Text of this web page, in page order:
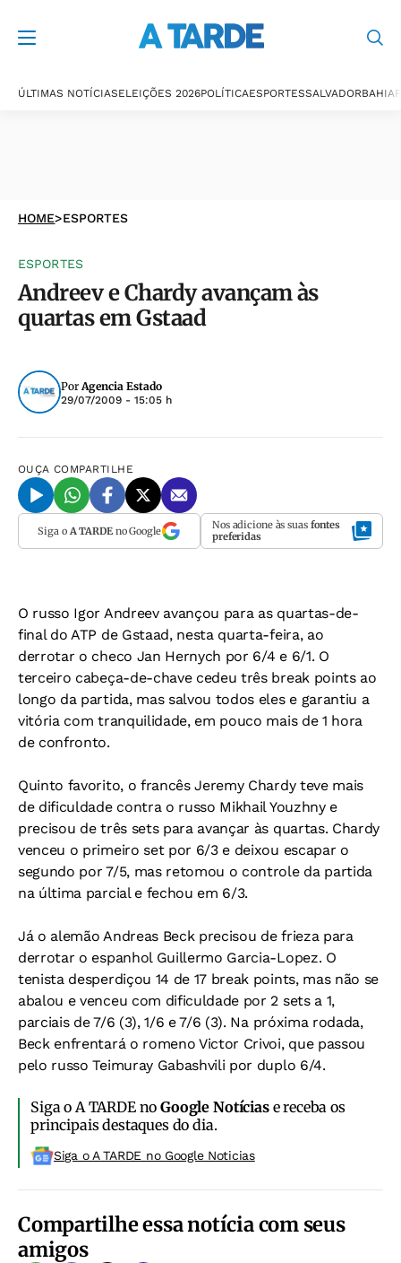
ÚLTIMAS NOTÍCIASELEIÇÕES 2026POLÍTICAESPORTESSALVADORBAHIA
HOME>ESPORTES
ESPORTES
Andreev e Chardy avançam às
quartas em Gstaad
PorAgencia Estado
29/07/2009 - 15:05 h
OUÇA COMPARTILHE
Siga o A TARDEno Google Nos adicione às suas fontes
preferidas
O russo Igor Andreev avançou para as quartas-de-
final do ATP de Gstaad, nesta quarta-feira, ao
derrotar o checo Jan Hernych por 6/4 e 6/1. O
terceiro cabeça-de-chave cedeu três break points ao
longo da partida, mas salvou todos eles e garantiu a
vitória com tranquilidade, em pouco mais de 1 hora
de confronto.
Quinto favorito, o francês Jeremy Chardy teve mais
de dificuldade contra o russo Mikhail Youzhny e
precisou de três sets para avançar às quartas. Chardy
venceu o primeiro set por 6/3 e deixou escapar o
segundo por 7/5, mas retomou o controle da partida
na última parcial e fechou em 6/3.
Já o alemão Andreas Beck precisou de frieza para
derrotar o espanhol Guillermo Garcia-Lopez. O
tenista desperdiçou 14 de 17 break points, mas não se
abalou e venceu com dificuldade por 2 sets a 1,
parciais de 7/6 (3), 1/6 e 7/6 (3). Na próxima rodada,
Beck enfrentará o romeno Victor Crivoi, que passou
pelo russo Teimuray Gabashvili por duplo 6/4.
Siga o A TARDE noGoogle Notíciase receba os
principais destaques do dia.
Siga o A TARDE no Google Noticias
Compartilhe essa notícia com seus
amigos